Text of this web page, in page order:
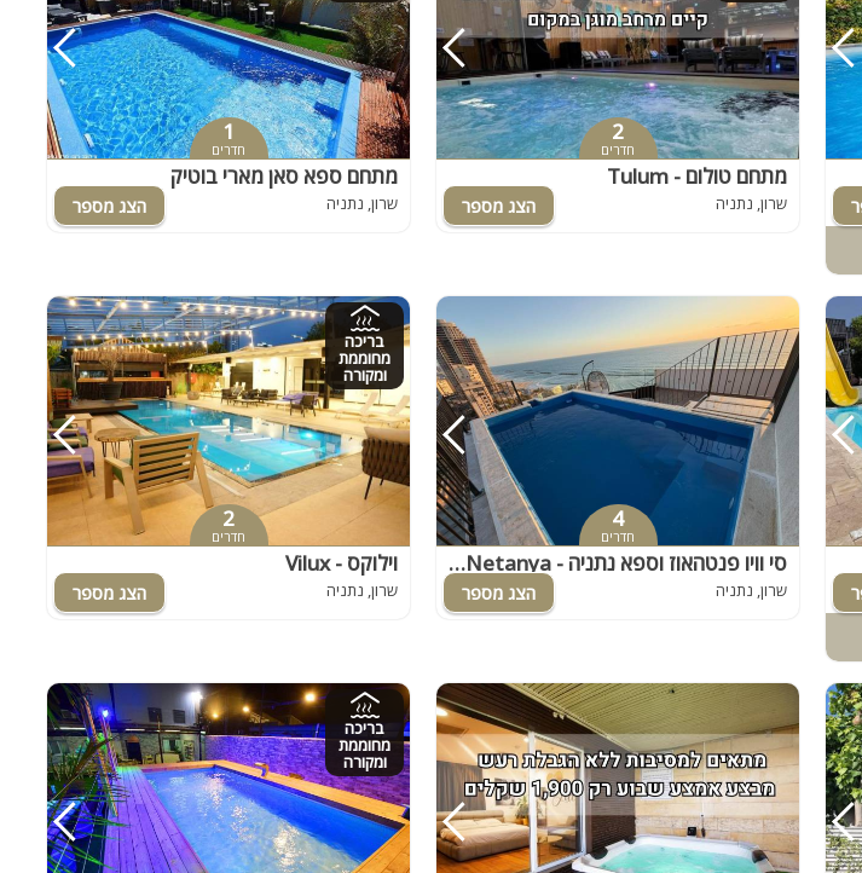
חדר קולנוע
מקבלים כלבים
שף
נוף
wii
2
חדרים
מתחם טולום - Tulum
שרון, נתניה
1
חדרים
מתחם ספא סאן מארי בוטיק
שרון, נתניה
4
חדרים
סי וויו פנטהאוז וספא נתניה - Sea view penthouse & spa Netanya
שרון, נתניה
בריכה
מחוממת
ומקורה
2
חדרים
וילוקס - Vilux
שרון, נתניה
בריכה
מחוממת
ומקורה